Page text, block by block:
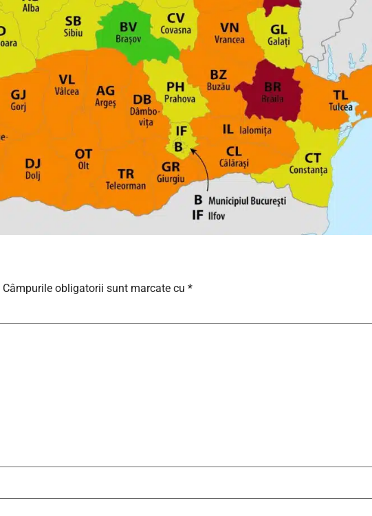
Câmpurile obligatorii sunt marcate cu *